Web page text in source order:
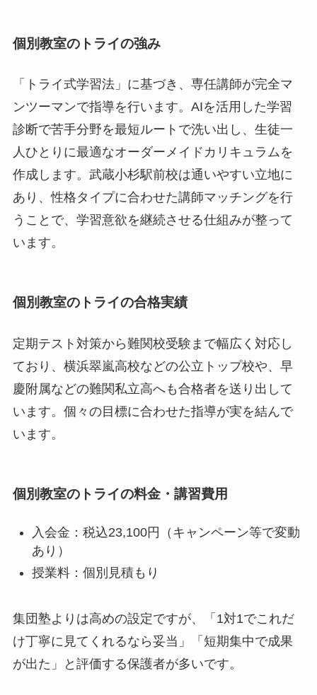
個別教室のトライの強み
「トライ式学習法」に基づき、専任講師が完全マ
ンツーマンで指導を行います。AIを活用した学習
診断で苦手分野を最短ルートで洗い出し、生徒一
人ひとりに最適なオーダーメイドカリキュラムを
作成します。武蔵小杉駅前校は通いやすい立地に
あり、性格タイプに合わせた講師マッチングを行
うことで、学習意欲を継続させる仕組みが整って
います。
個別教室のトライの合格実績
定期テスト対策から難関校受験まで幅広く対応し
ており、横浜翠嵐高校などの公立トップ校や、早
慶附属などの難関私立高へも合格者を送り出して
います。個々の目標に合わせた指導が実を結んで
います。
個別教室のトライの料金・講習費用
入会金：税込23,100円（キャンペーン等で変動
あり）
授業料：個別見積もり
集団塾よりは高めの設定ですが、「1対1でこれだ
け丁寧に見てくれるなら妥当」「短期集中で成果
が出た」と評価する保護者が多いです。